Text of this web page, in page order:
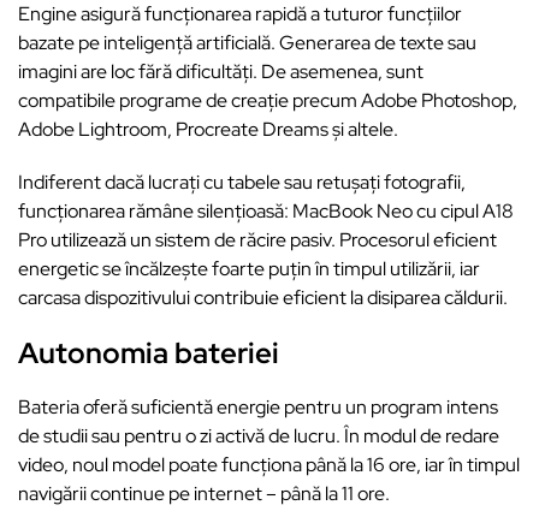
Engine asigură funcționarea rapidă a tuturor funcțiilor
bazate pe inteligență artificială. Generarea de texte sau
imagini are loc fără dificultăți. De asemenea, sunt
compatibile programe de creație precum Adobe Photoshop,
Adobe Lightroom, Procreate Dreams și altele.
Indiferent dacă lucrați cu tabele sau retușați fotografii,
funcționarea rămâne silențioasă: MacBook Neo cu cipul A18
Pro utilizează un sistem de răcire pasiv. Procesorul eficient
energetic se încălzește foarte puțin în timpul utilizării, iar
carcasa dispozitivului contribuie eficient la disiparea căldurii.
Autonomia bateriei
Bateria oferă suficientă energie pentru un program intens
de studii sau pentru o zi activă de lucru. În modul de redare
video, noul model poate funcționa până la 16 ore, iar în timpul
navigării continue pe internet – până la 11 ore.